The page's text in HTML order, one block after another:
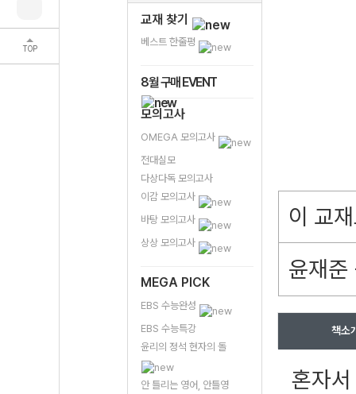
TOP
교재 찾기
베스트 한줄평
8월 구매 EVENT
모의고사
OMEGA 모의고사
전대실모
다상다독 모의고사
이감 모의고사
바탕 모의고사
상상 모의고사
MEGA PICK
EBS 수능완성
EBS 수능특강
윤리의 정석 현자의 돌
안 틀리는 영어, 안틀영
이 교
윤재
책소
혼자